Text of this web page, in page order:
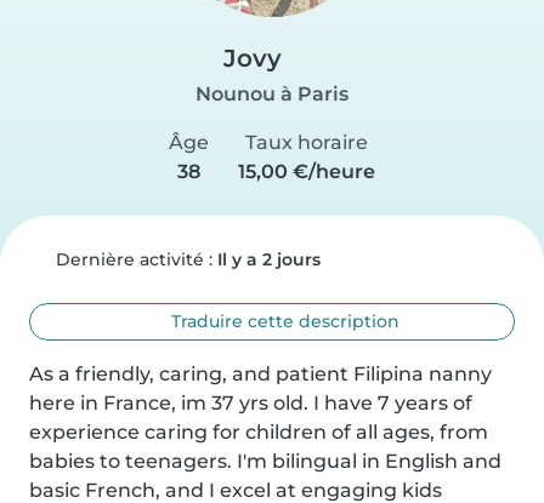
Jovy
Nounou à Paris
Âge
38
Taux horaire
15,00 €/heure
Dernière activité : Il y a 2 jours
Traduire cette description
As a friendly, caring, and patient Filipina nanny
here in France, im 37 yrs old. I have 7 years of
experience caring for children of all ages, from
babies to teenagers. I'm bilingual in English and
basic French, and I excel at engaging kids